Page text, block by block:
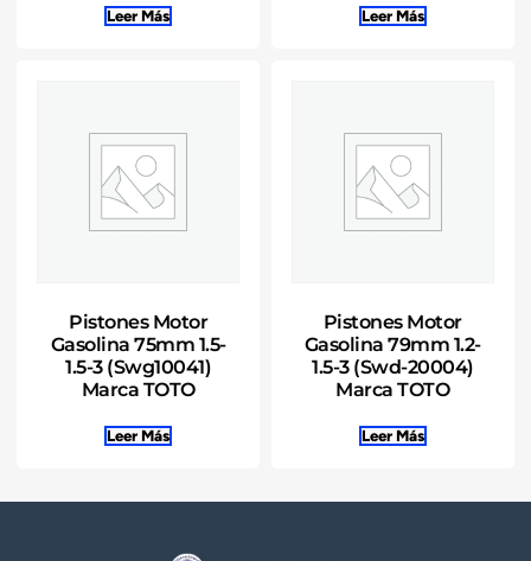
Leer Más Leer Más
Pistones Motor
Gasolina 75mm 1.5-
1.5-3 (Swg10041)
Marca TOTO
Leer Más
Pistones Motor
Gasolina 79mm 1.2-
1.5-3 (Swd-20004)
Marca TOTO
Leer Más